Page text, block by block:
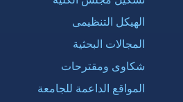
الهيكل التنظيمى
المجالات البحثية
شكاوى ومقترحات
المواقع الداعمة للجامعة